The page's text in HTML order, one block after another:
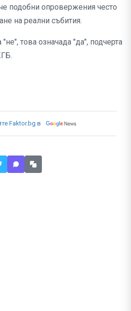
подобни опровержения често
на реални събития.
това означада "да", подчерта
Faktor.bg в